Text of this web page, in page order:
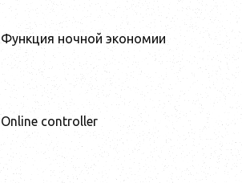
Функция ночной экономии
Online controller